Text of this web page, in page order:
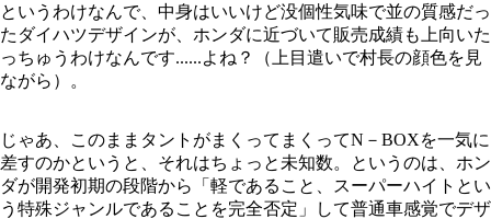
というわけなんで、中身はいいけど没個性気味で並の質感だっ
たダイハツデザインが、ホンダに近づいて販売成績も上向いた
っちゅうわけなんです......よね？（上目遣いで村長の顔色を見
ながら）。
じゃあ、このままタントがまくってまくってN－BOXを一気に
差すのかというと、それはちょっと未知数。というのは、ホン
ダが開発初期の段階から「軽であること、スーパーハイトとい
う特殊ジャンルであることを完全否定」して普通車感覚でデザ